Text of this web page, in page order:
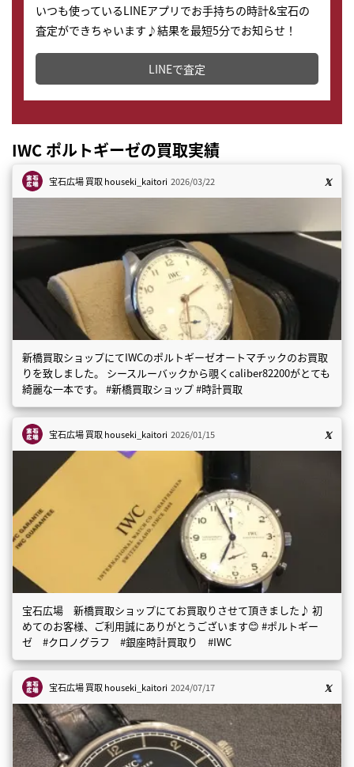
いつも使っているLINEアプリでお手持ちの時計&宝石の
査定ができちゃいます♪結果を最短5分でお知らせ！
どこからでもすぐに査定金額を知ることが出来ます。
LINEで査定
IWC ポルトギーゼの買取実績
宝石広場 買取houseki_kaitori 2026/03/22
新橋買取ショップにてIWCのポルトギーゼオートマチックのお買取
りを致しました。 シースルーバックから覗くcaliber82200がとても
綺麗な一本です。 #新橋買取ショップ #時計買取
宝石広場 買取houseki_kaitori 2026/01/15
宝石広場 新橋買取ショップにてお買取りさせて頂きました♪ 初
めてのお客様、ご利用誠にありがとうございます😊 #ポルトギー
ゼ #クロノグラフ #銀座時計買取り #IWC
宝石広場 買取houseki_kaitori 2024/07/17